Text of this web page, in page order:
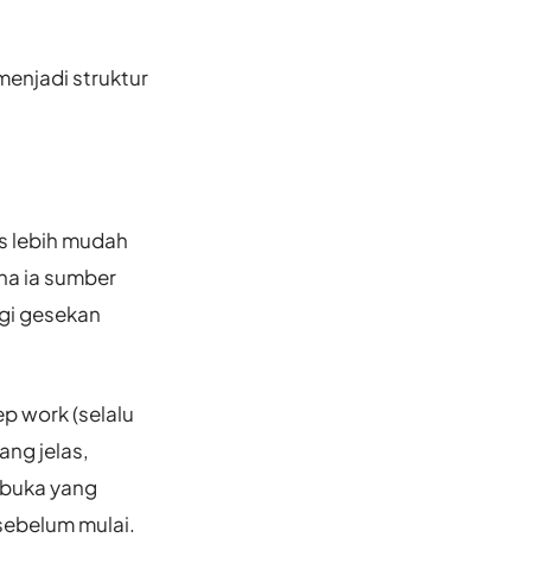
struktur
lebih mudah
ia sumber
gesekan
work (selalu
jelas,
yang
mulai.